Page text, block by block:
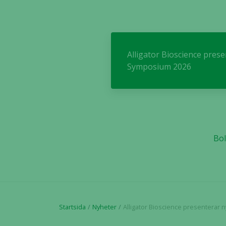
Alligator Bioscience
Symposium 2026
Startsida Nyheter Alligator Bioscience presenterar nya OPTIMIZE-1 data för